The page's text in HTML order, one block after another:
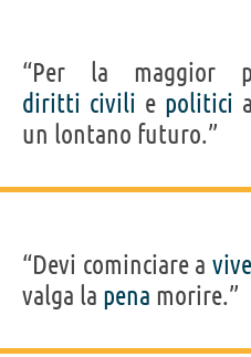
“Per la maggior
diritti civili e politici
un lontano futuro.”
“Devi cominciare a
valga la pena morire.”